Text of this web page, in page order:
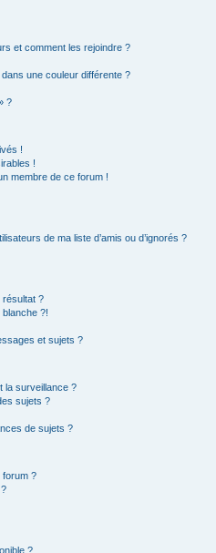
et comment les rejoindre ?
une couleur différente ?
?
!
!
membre de ce forum !
de ma liste d’amis ou d’ignorés ?
résultat ?
?!
et sujets ?
la surveillance ?
sujets ?
de sujets ?
forum ?
?